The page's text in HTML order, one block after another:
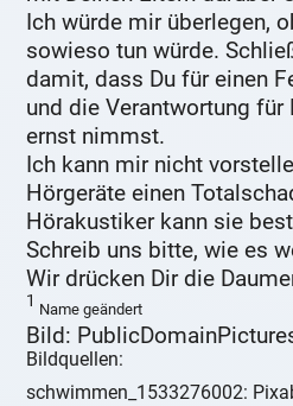
Ich würde mir überlegen,
sowieso tun würde.
damit, dass Du für einen
und die Verantwortung für
ernst nimmst.
Ich kann mir nicht
Hörgeräte einen
Hörakustiker kann sie
Schreib uns bitte, wie es
Wir drücken Dir die
1 Name geändert
Bild:
Bildquellen:
schwimmen_1533276002: